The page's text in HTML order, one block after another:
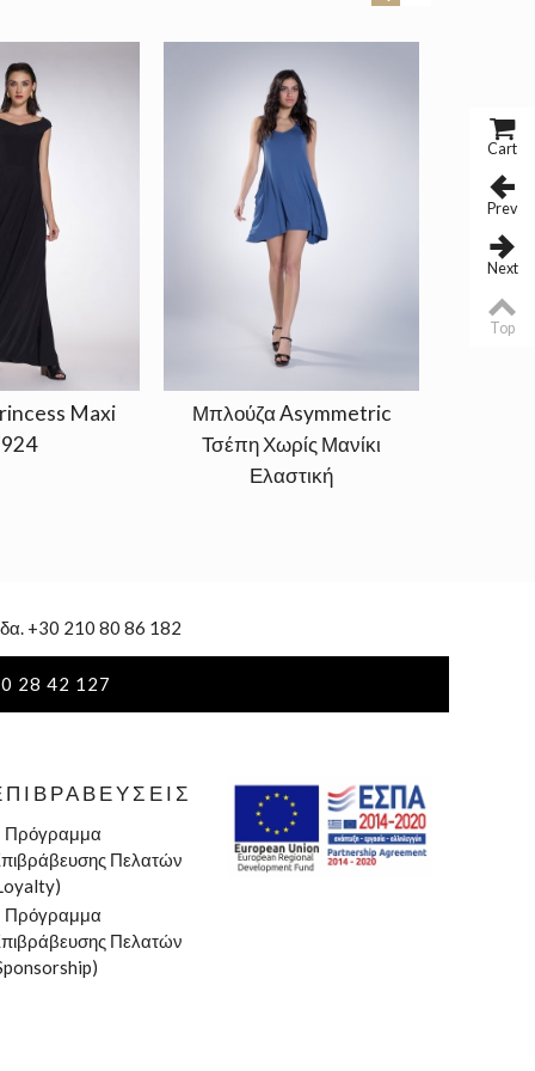
Maxi
Μπλούζα Asymmetric
Τσέπη Χωρίς Μανίκι
Ελαστική
+30 210 80 86 182
28 42 127
Πρόγραμμα
Πελατών
Πρόγραμμα
Πελατών
Cart
Prev
Next
Top